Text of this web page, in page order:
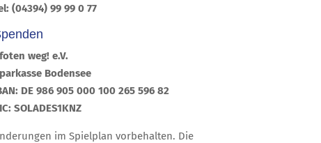
(04394) 99 99 0 77
weg! e.V.
Bodensee
DE 986 905 000 100 265 596 82
SOLADES1KNZ
im Spielplan vorbehalten. Die